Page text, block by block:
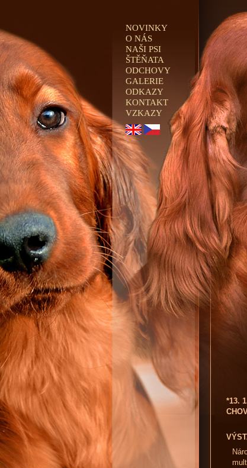
NOVINKY
O NÁS
NAŠI PSI
ŠTĚŇATA
ODCHOVY
GALERIE
ODKAZY
KONTAKT
VZKAZY
*13.